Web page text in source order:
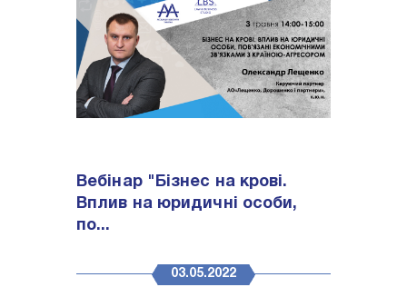
Вебінар "Бізнес на крові.
Вплив на юридичні особи,
по...
03.05.2022